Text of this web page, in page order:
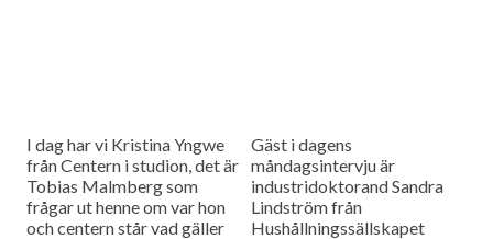
I dag har vi Kristina Yngwe
från Centern i studion, det är
Tobias Malmberg som
frågar ut henne om var hon
och centern står vad gäller
Gäst i dagens
måndagsintervju är
industridoktorand Sandra
Lindström från
Hushållningssällskapet